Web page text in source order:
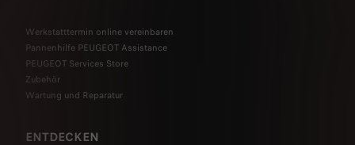
Werkstatttermin online vereinbaren
Pannenhilfe PEUGEOT Assistance
PEUGEOT Services Store
Zubehör
Wartung und Reparatur
ENTDECKEN